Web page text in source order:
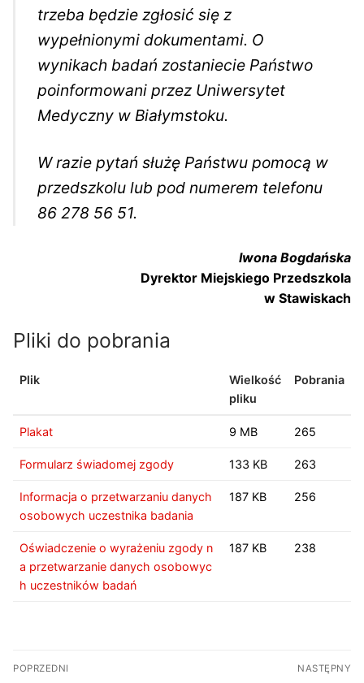
trzeba będzie zgłosić się z
wypełnionymi dokumentami. O
wynikach badań zostaniecie Państwo
poinformowani przez Uniwersytet
Medyczny w Białymstoku.
W razie pytań służę Państwu pomocą w
przedszkolu lub pod numerem telefonu
86 278 56 51.
Iwona Bogdańska
Dyrektor Miejskiego Przedszkola
w Stawiskach
Pliki do pobrania
Plik
Wielkość
pliku
Pobrania
Plakat 9 MB 265
Formularz świadomej zgody 133 KB 263
Informacja o przetwarzaniu danych
osobowych uczestnika badania
187 KB 256
Oświadczenie o wyrażeniu zgody n
a przetwarzanie danych osobowyc
h uczestników badań
187 KB 238
Nawigacja
POPRZEDNI NASTĘPNY